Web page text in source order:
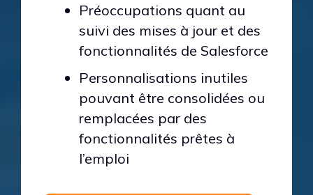
Préoccupations quant au
suivi des mises à jour et des
fonctionnalités de Salesforce
Personnalisations inutiles
pouvant être consolidées ou
remplacées par des
fonctionnalités prêtes à
l’emploi